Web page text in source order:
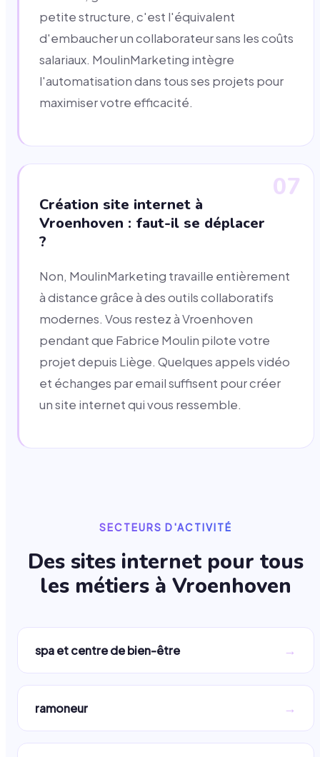
petite structure, c'est l'équivalent
d'embaucher un collaborateur sans les coûts
salariaux. MoulinMarketing intègre
l'automatisation dans tous ses projets pour
maximiser votre efficacité.
07
Création site internet à
Vroenhoven : faut-il se déplacer
?
Non, MoulinMarketing travaille entièrement
à distance grâce à des outils collaboratifs
modernes. Vous restez à Vroenhoven
pendant que Fabrice Moulin pilote votre
projet depuis Liège. Quelques appels vidéo
et échanges par email suffisent pour créer
un site internet qui vous ressemble.
SECTEURS D'ACTIVITÉ
Des sites internet pour tous
les métiers à Vroenhoven
spa et centre de bien-être →
ramoneur →